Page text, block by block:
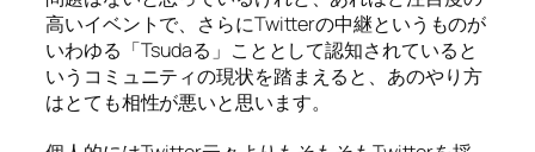
高いイベントで、さらにTwitterの中継というものが
いわゆる「Tsudaる」こととして認知されていると
いうコミュニティの現状を踏まえると、あのやり方
はとても相性が悪いと思います。